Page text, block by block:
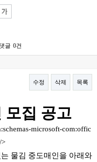
댓글 0건
수정 삭제 목록
모집 공고
microsoft-com:offic
물김 중도매인을 아래와